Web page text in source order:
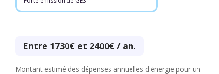
Entre 1730€ et 2400€ / an.
Montant estimé des dépenses annuelles d'énergie pour un